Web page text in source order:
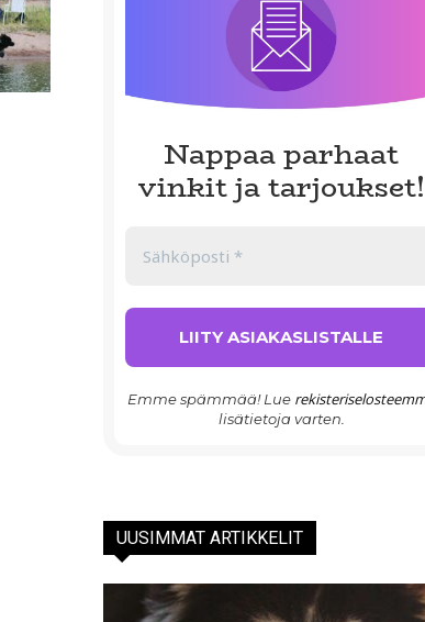
Nappaa parhaat
vinkit ja tarjoukset!
Emme spämmää! Lue
lisätietoja varten.
UUSIMMAT ARTIKKELIT